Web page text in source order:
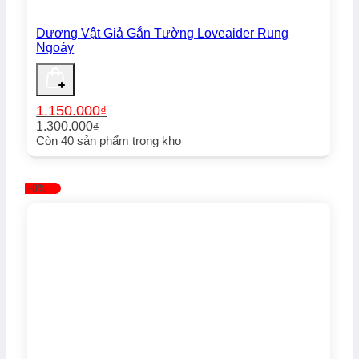
Dương Vật Giả Gắn Tường Loveaider Rung
Ngoáy
1.300.000₫
Giá
1.300.000₫.
1.150.000₫
Giá
là:
1.150.000₫.
Còn40 sản phẩm trong kho
-8%